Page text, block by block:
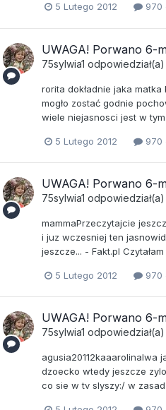
5 Lutego 2012 970
UWAGA! Porwano 6-
75sylwia1 odpowiedział(a)
rorita dokładnie jaka
mogło zostać godnie
wiele niejasnosci jest w
5 Lutego 2012 970
UWAGA! Porwano 6-
75sylwia1 odpowiedział(a)
mammaPrzeczytajcie
i juz wczesniej ten
jeszcze... - Fakt.pl
5 Lutego 2012 970
UWAGA! Porwano 6-
75sylwia1 odpowiedział(a)
agusia20112kaaarolinaIwa
dzoecko wtedy jeszcze
co sie w tv slyszy:/ w